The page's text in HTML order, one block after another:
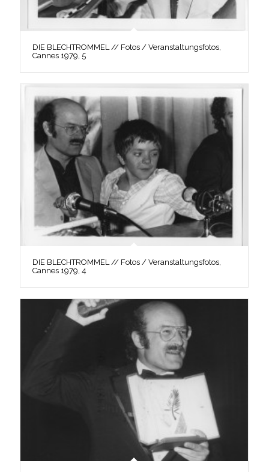
DIE BLECHTROMMEL // Fotos / Veranstaltungsfotos,
Cannes 1979, 5
DIE BLECHTROMMEL // Fotos / Veranstaltungsfotos,
Cannes 1979, 4